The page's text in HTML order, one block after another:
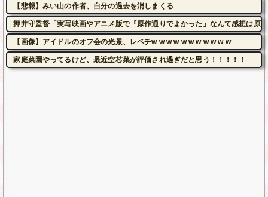
【悲報】みい山の作者、自分の過去を消しまくる
押井守監督「実写映画やアニメ版で『原作通りでよかった』なんて感想は原
【画像】アイドルのオフ会の光景、レベチw w w w w w w w w w w
家庭菜園やってるけど、最近空芯菜が評価され過ぎだと思う！！！！！